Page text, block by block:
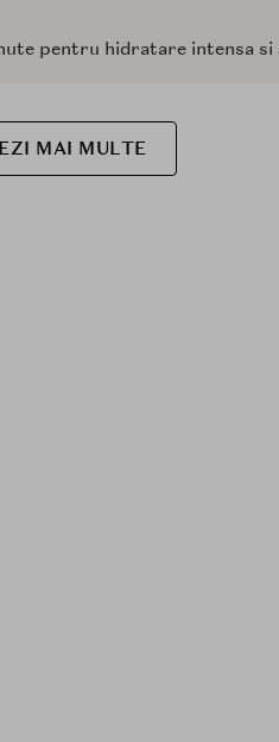
pentru hidratare intensa
MAI MULTE